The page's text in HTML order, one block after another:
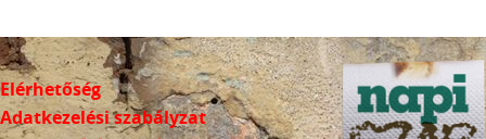
Elérhetőség
Adatkezelési szabályzat